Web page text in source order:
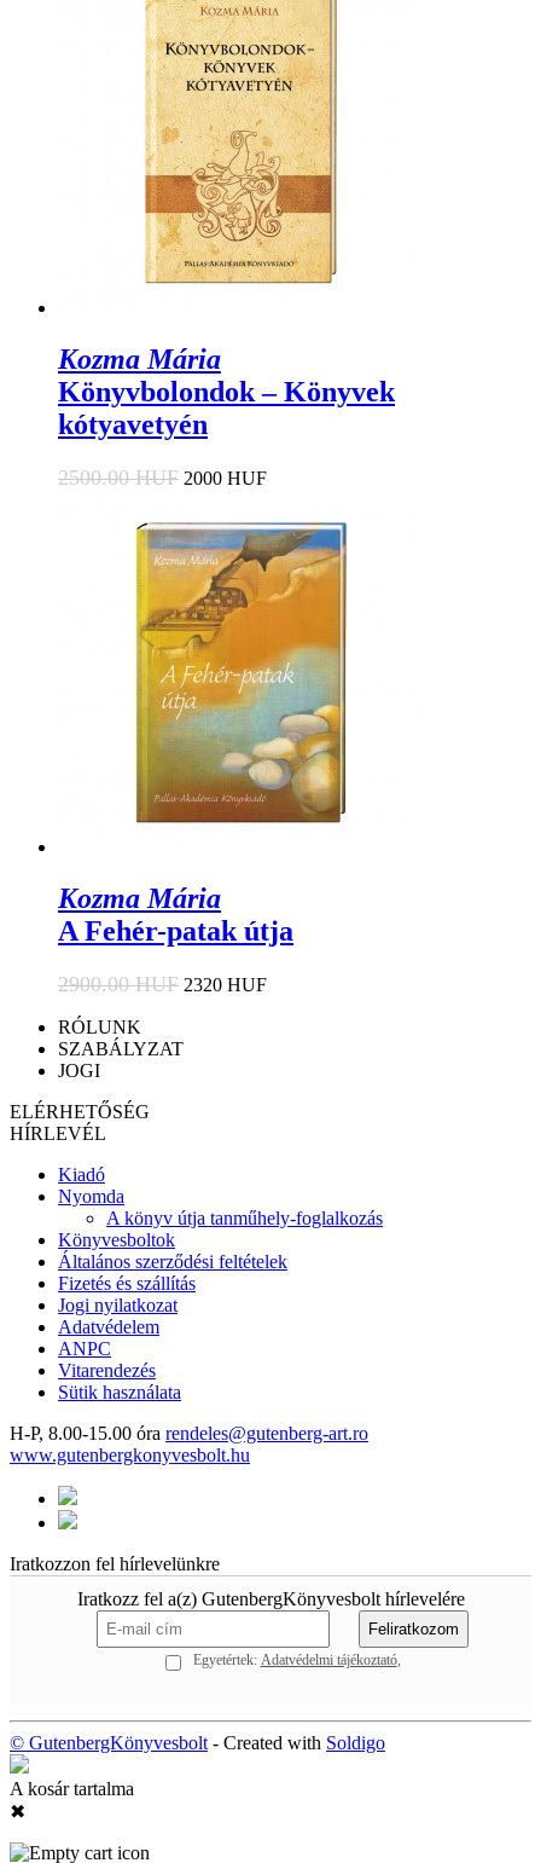
Kozma Mária
Könyvbolondok – Könyvek
kótyavetyén
2500.00 HUF 2000 HUF
Kozma Mária
A Fehér-patak útja
2900.00 HUF 2320 HUF
RÓLUNK
SZABÁLYZAT
JOGI
ELÉRHETŐSÉG
HÍRLEVÉL
Kiadó
Nyomda
A könyv útja tanműhely-foglalkozás
Könyvesboltok
Általános szerződési feltételek
Fizetés és szállítás
Jogi nyilatkozat
Adatvédelem
ANPC
Vitarendezés
Sütik használata
H-P, 8.00-15.00 óra rendeles@gutenberg-art.ro
www.gutenbergkonyvesbolt.hu
Iratkozzon fel hírlevelünkre
Iratkozz fel a(z) GutenbergKönyvesbolt hírlevelére
Egyetértek: Adatvédelmi tájékoztató
© GutenbergKönyvesbolt - Created with Soldigo
A kosár tartalma
✖